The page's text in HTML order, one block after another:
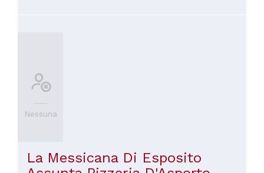
Nessuna
La Messicana Di Esposito